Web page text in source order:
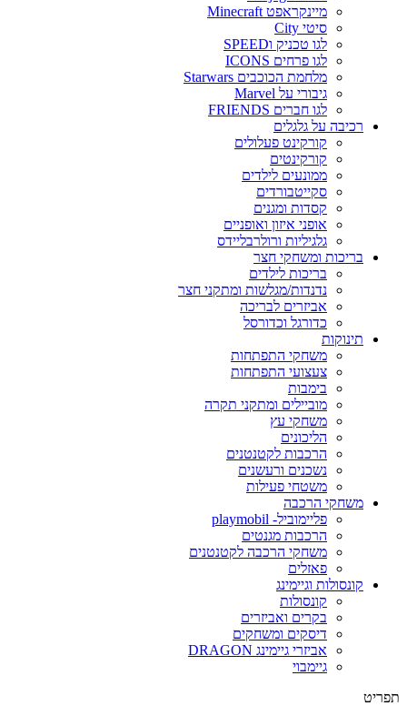
מיינקראפט Minecraft
סיטי City
לגו טכניק וSPEED
לגו פרחים ICONS
מלחמת הכוכבים Starwars
גיבורי על Marvel
לגו חברים FRIENDS
רכיבה על גלגלים
קורקינט פעלולים
קורקינטים
ממונעים לילדים
סקייטבורדים
קסדות ומגנים
אופני איזון ואופניים
גלגיליות ורולרבליידס
בריכות ומשחקי חצר
בריכות לילדים
נדנדות/מגלשות ומתקני חצר
אביזרים לבריכה
כדורגל וכדורסל
תינוקות
משחקי התפתחות
צעצועי התפתחות
בימבות
מוביילים ומתקני תקרה
משחקי עץ
הליכונים
הרכבות לקטנטנים
נשכנים ורעשנים
משטחי פעילות
משחקי הרכבה
פליימוביל- playmobil
הרכבות מגנטים
משחקי הרכבה לקטנטנים
פאזלים
קונסולות וגיימינג
קונסולות
בקרים ואביזרים
דיסקים ומשחקים
אביזרי גיימינג DRAGON
גיימבוי